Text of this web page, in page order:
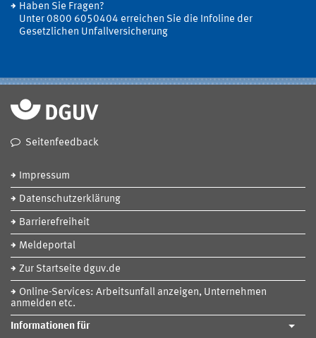
Haben Sie Fragen?
Unter 0800 6050404 erreichen Sie die Infoline der
Gesetzlichen Unfallversicherung
Seitenfeedback
Impressum
Datenschutzerklärung
Barrierefreiheit
Meldeportal
Zur Startseite dguv.de
Online-Services: Arbeitsunfall anzeigen, Unternehmen
anmelden etc.
Informationen für